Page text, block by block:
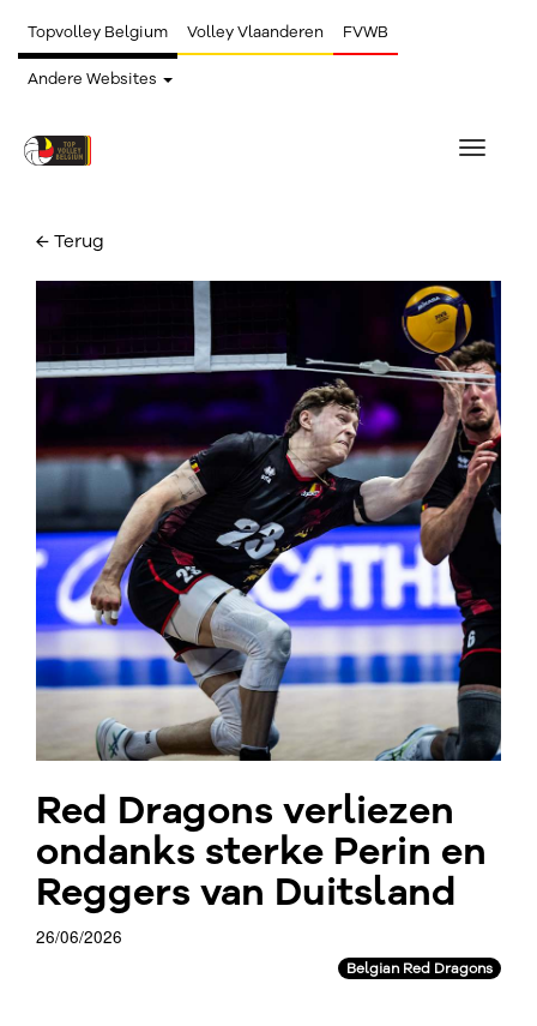
Topvolley Belgium Volley Vlaanderen FVWB
Andere Websites
Toggle
← Terug
Red Dragons verliezen
ondanks sterke Perin en
Reggers van Duitsland
26/06/2026
Belgian Red Dragons